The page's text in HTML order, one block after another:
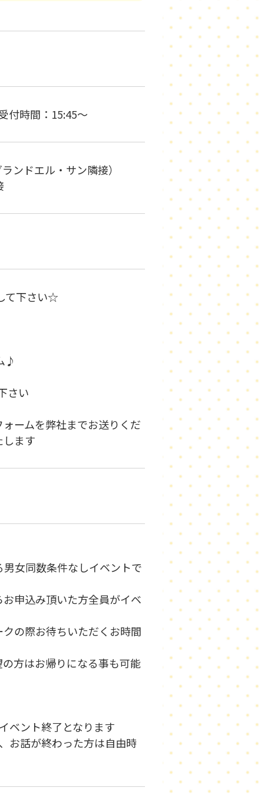
時間：15:45～
ンドエル・サン隣接）
て下さい☆
♪
さい
ームを弊社までお送りくだ
ます
女同数条件なしイベントで
申込み頂いた方全員がイベ
の際お待ちいただくお時間
方はお帰りになる事も可能
ベント終了となります
お話が終わった方は自由時